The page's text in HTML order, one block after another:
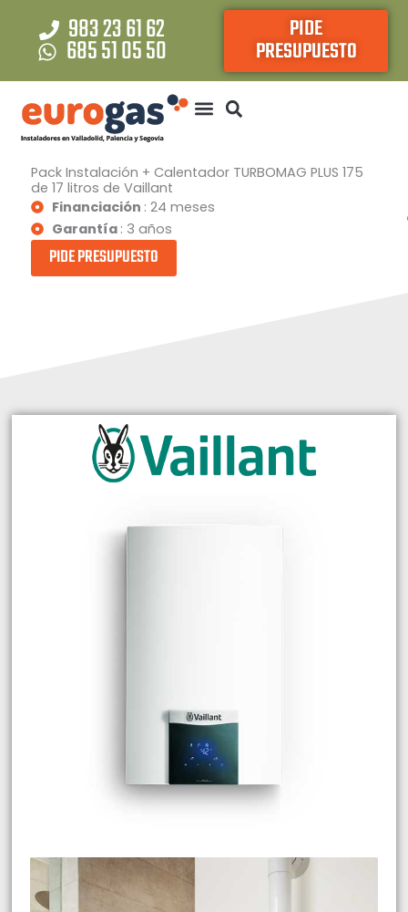
contenido
983 23 61 62
685 51 05 50
PIDE
PRESUPUESTO
Pack Instalación + Calentador TURBOMAG PLUS 175
de 17 litros de Vaillant
Financiación : 24 meses
Garantía : 3 años
PIDE PRESUPUESTO